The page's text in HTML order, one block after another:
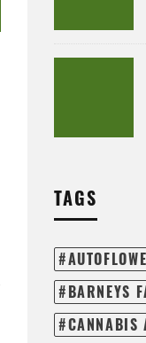
TAGS
BARNEYS
CANNABIS